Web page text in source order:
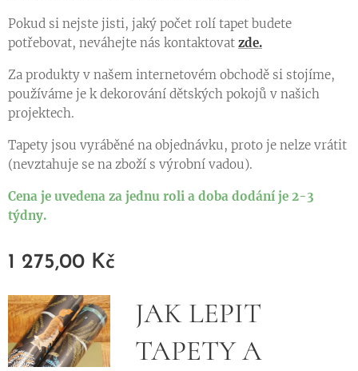
Pokud si nejste jisti, jaký počet rolí tapet budete
potřebovat, neváhejte nás kontaktovat zde.
Za produkty v našem internetovém obchodě si stojíme,
používáme je k dekorování dětských pokojů v našich
projektech.
Tapety jsou vyráběné na objednávku, proto je nelze vrátit
(nevztahuje se na zboží s výrobní vadou).
Cena je uvedena za jednu roli a doba dodání je 2-3
týdny.
1 275,00 Kč
JAK LEPIT
TAPETY A